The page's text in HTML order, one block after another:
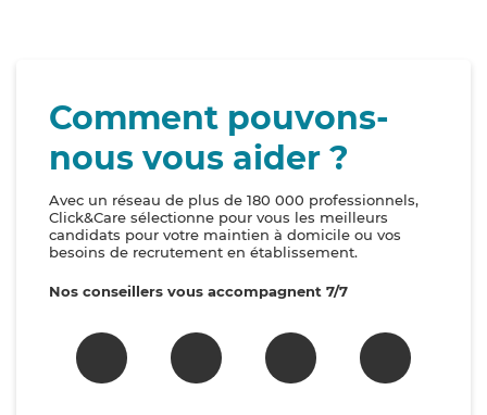
Comment pouvons-
nous vous aider ?
Avec un réseau de plus de 180 000 professionnels,
Click&Care sélectionne pour vous les meilleurs
candidats pour votre maintien à domicile ou vos
besoins de recrutement en établissement.
Nos conseillers vous accompagnent 7/7